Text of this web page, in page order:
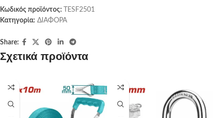
Κωδικός προϊόντος:
TESF2501
Κατηγορία: ΔΙΑΦΟΡΑ
Share:
Σχετικά προϊόντα